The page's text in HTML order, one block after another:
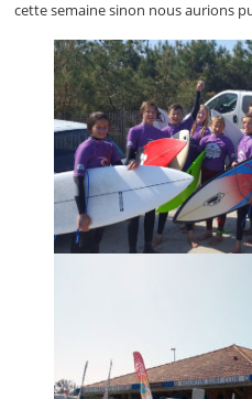
cette semaine sinon nous aurions